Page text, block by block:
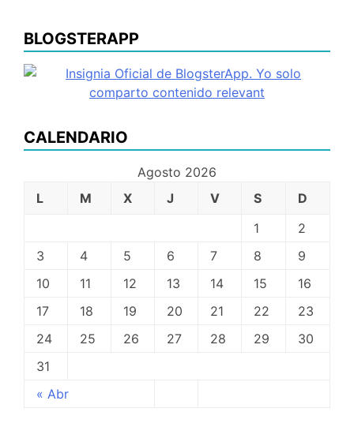
BLOGSTERAPP
CALENDARIO
Agosto 2026
L
M X J V S D
« Abr
1
2
3
4 5 6 7 8
9
10
11 12 13 14 15
16
17
18 19 20 21 22
23
24
25 26 27 28 29
30
31